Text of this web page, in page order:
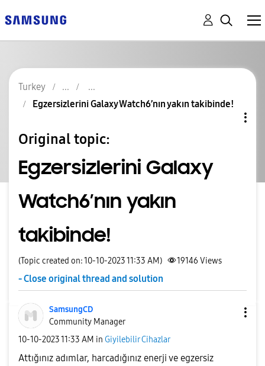
Turkey
Egzersizlerini Galaxy Watch6’nın yakın takibinde!
Original topic:
Egzersizlerini Galaxy
Watch6’nın yakın
takibinde!
(Topic created on: 10-10-2023 11:33 AM) 19146 Views
- Close original thread and solution
SamsungCD
Community Manager
‎10-10-202311:33 AM in Giyilebilir Cihazlar
Attığınız adımlar, harcadığınız enerji ve egzersiz